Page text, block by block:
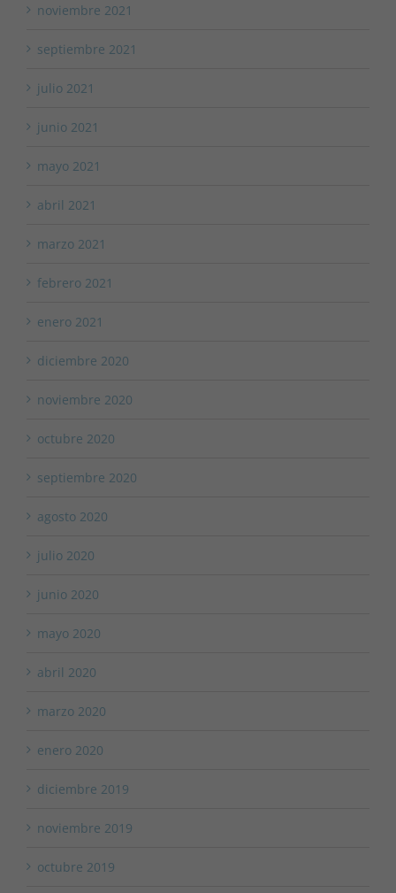
noviembre 2021
septiembre 2021
julio 2021
junio 2021
mayo 2021
abril 2021
marzo 2021
febrero 2021
enero 2021
diciembre 2020
noviembre 2020
octubre 2020
septiembre 2020
agosto 2020
julio 2020
junio 2020
mayo 2020
abril 2020
marzo 2020
enero 2020
diciembre 2019
noviembre 2019
octubre 2019